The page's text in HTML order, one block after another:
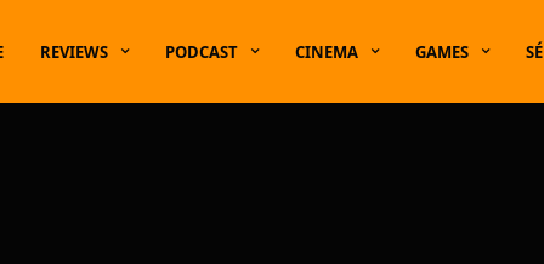
REVIEWS PODCAST CINEMA GAMES